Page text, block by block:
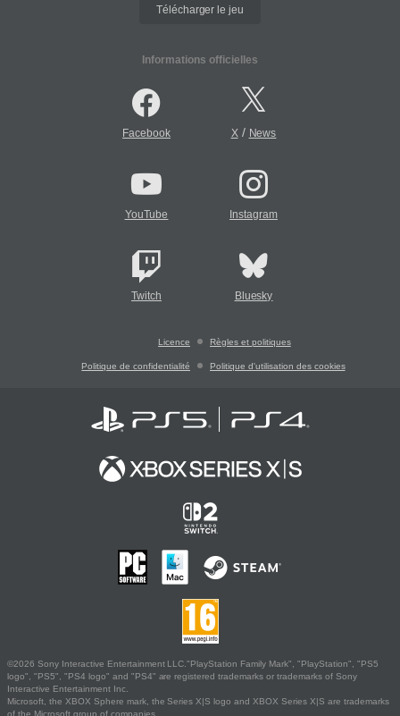
Télécharger le jeu
Informations officielles
Facebook X/ News
YouTube Instagram
Twitch Bluesky
Licence Règles et politiques
Politique de confidentialité Politique d'utilisation des cookies
©2026 Sony Interactive Entertainment LLC."PlayStation Family Mark", "PlayStation", "PS5
logo", "PS5", "PS4 logo" and "PS4" are registered trademarks or trademarks of Sony
Interactive Entertainment Inc.
Microsoft, the XBOX Sphere mark, the Series X|S logo and XBOX Series X|S are trademarks
of the Microsoft group of companies.